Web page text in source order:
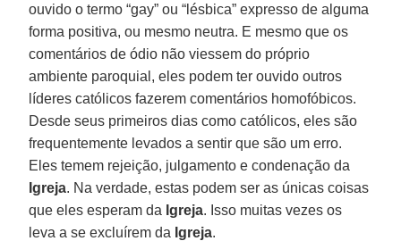
ouvido o termo “gay” ou “lésbica” expresso de alguma
forma positiva, ou mesmo neutra. E mesmo que os
comentários de ódio não viessem do próprio
ambiente paroquial, eles podem ter ouvido outros
líderes católicos fazerem comentários homofóbicos.
Desde seus primeiros dias como católicos, eles são
frequentemente levados a sentir que são um erro.
Eles temem rejeição, julgamento e condenação da
Igreja. Na verdade, estas podem ser as únicas coisas
que eles esperam da Igreja. Isso muitas vezes os
leva a se excluírem da Igreja.